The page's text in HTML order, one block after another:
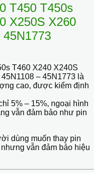
T450 T450s
X250S X260
45N1773
T460 X240 X240S
45N1108 – 45N1773 là
cao, được kiểm định
5% – 15%, ngoại hình
vẫn đảm bảo như pin
dùng muốn thay pin
vẫn đảm bảo hiệu